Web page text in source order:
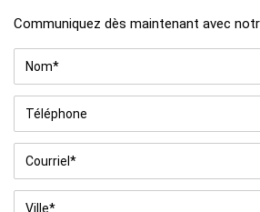
Communiquez dès maintenant avec
Nom *
Téléphone
Courriel *
Ville